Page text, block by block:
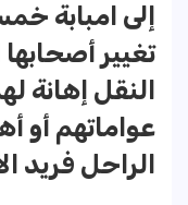
إلى امبابة
تغيير أصحابها
النقل إهانة
عواماتهم أو
الراحل فريد